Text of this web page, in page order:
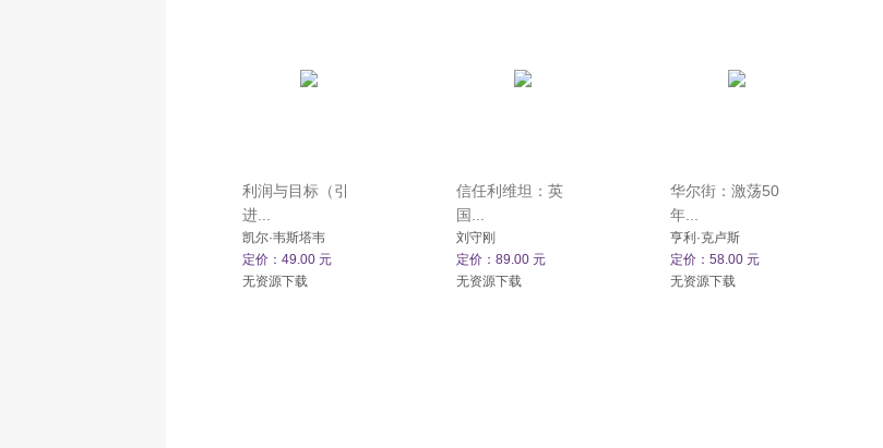
利润与目标（引
进...
凯尔·韦斯塔韦
定价：49.00 元
无资源下载
信任利维坦：英
国...
刘守刚
定价：89.00 元
无资源下载
华尔街：激荡50
年...
亨利·克卢斯
定价：58.00 元
无资源下载